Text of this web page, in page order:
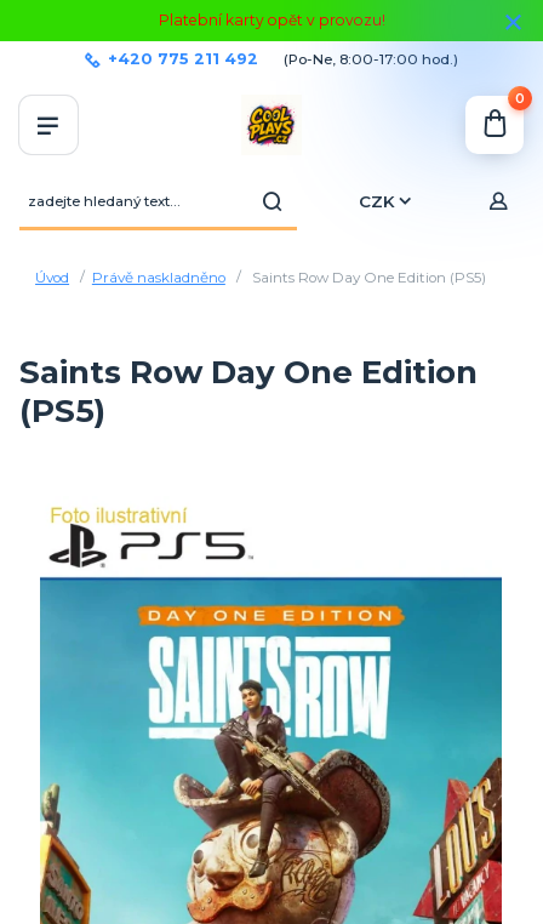
Platební karty opět v provozu!
CZK
+420 775 211 492 (Po-Ne, 8:00-17:00 hod.)
0
Úvod Právě naskladněno Saints Row Day One Edition (PS5)
Saints Row Day One Edition
(PS5)